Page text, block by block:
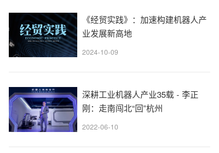
《经贸实践》：加速构建机器人产
业发展新高地
2024-10-09
深耕工业机器人产业35载 - 李正
刚：走南闯北“回”杭州
2022-06-10